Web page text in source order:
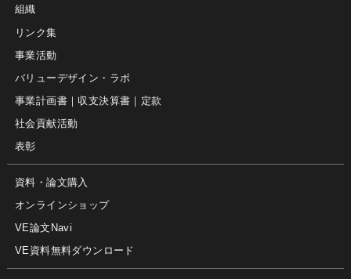
組織
リンク集
事業活動
バリューデザイン・ラボ
事業計画書｜収支決算書｜定款
社会貢献活動
表彰
資料・論文購入
オンラインショップ
VE論文Navi
VE資料無料ダウンロード